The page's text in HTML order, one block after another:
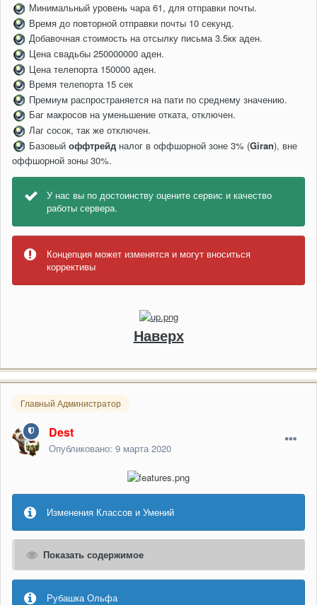
Минимальный уровень чара 61, для отправки почты.
Время до повторной отправки почты 10 секунд.
Добавочная стоимость на отсылку письма 3.5кк аден.
Цена свадьбы 250000000 аден.
Цена телепорта 150000 аден.
Время телепорта 15 сек
Премиум распространяется на пати по среднему значению.
Баг макросов на уменьшение отката, отключен.
Лаг сосок, так же отключен.
Базовый оффтрейд налог в оффшорной зоне 3% (Giran), вне
оффшорной зоны 30%.
У нас вы по достоинству оцените сервис и качество
работы сервера.
Концепция может изменятся и могут вноситься
коррективы
Наверх
Главный Администратор
Dest
Опубликовано: 9 марта 2020
Изменения Классов и Умений
Показать содержимое
Рубашка Ольфа